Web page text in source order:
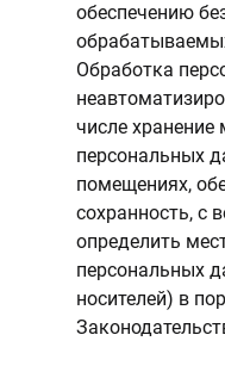
обеспечению
Обработка
числе хранение
персональных
помещениях,
сохранность, с
определить
персональных
носителей) в